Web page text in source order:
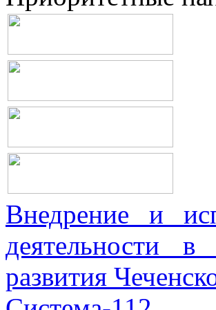
Внедрение и
деятельности в
развития